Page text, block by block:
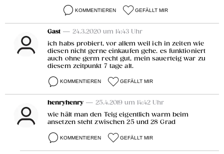
KOMMENTIEREN GEFÄLLT MIR
Gast — 24.3.2020 um 14:43 Uhr
ich habs probiert, vor allem weil ich in zeiten wie
diesen nicht gerne einkaufen gehe. es funktioniert
auch ohne germ recht gut, mein sauerteig war zu
diesem zeitpunkt 7 tage alt.
KOMMENTIEREN GEFÄLLT MIR
henryhenry — 25.4.2019 um 14:42 Uhr
wie hält man den Teig eigentlich warm beim
ansetzen steht zwischen 25 und 28 Grad
KOMMENTIEREN GEFÄLLT MIR